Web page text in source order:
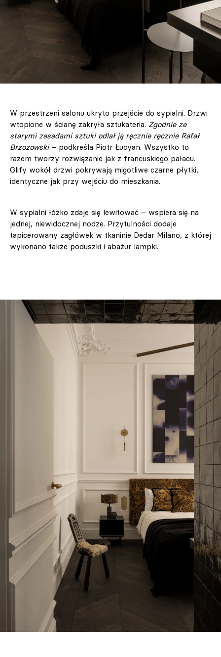
W przestrzeni salonu ukryto przejście do sypialni. Drzwi
wtopione w ścianę zakryła sztukateria. Zgodnie ze
starymi zasadami sztuki odlał ją ręcznie ręcznie Rafał
Brzozowski– podkreśla Piotr Łucyan. Wszystko to
razem tworzy rozwiązanie jak z francuskiego pałacu.
Glify wokół drzwi pokrywają migotliwe czarne płytki,
identyczne jak przy wejściu do mieszkania.
W sypialni łóżko zdaje się lewitować – wspiera się na
jednej, niewidocznej nodze. Przytulności dodaje
tapicerowany zagłówek w tkaninie Dedar Milano, z której
wykonano także poduszki i abażur lampki.